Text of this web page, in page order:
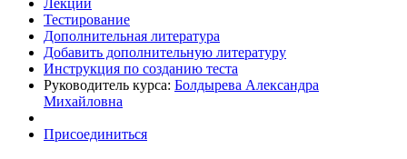
Тестирование
Дополнительная литература
Добавить дополнительную литературу
Инструкция по созданию теста
Руководитель курса: Болдырева Александра
Михайловна
Присоединиться